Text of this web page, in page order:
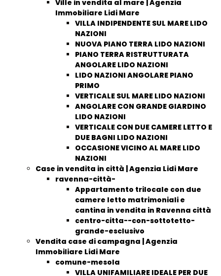
Ville in vendita al mare | Agenzia
Immobiliare Lidi Mare
VILLA INDIPENDENTE SUL MARE LIDO
NAZIONI
NUOVA PIANO TERRA LIDO NAZIONI
PIANO TERRA RISTRUTTURATA
ANGOLARE LIDO NAZIONI
LIDO NAZIONI ANGOLARE PIANO
PRIMO
VERTICALE SUL MARE LIDO NAZIONI
ANGOLARE CON GRANDE GIARDINO
LIDO NAZIONI
VERTICALE CON DUE CAMERE LETTO E
DUE BAGNI LIDO NAZIONI
OCCASIONE VICINO AL MARE LIDO
NAZIONI
Case in vendita in città | Agenzia Lidi Mare
ravenna-città-
Appartamento trilocale con due
camere letto matrimoniali e
cantina in vendita in Ravenna città
centro-citta--con-sottotetto-
grande-esclusivo
Vendita case di campagna | Agenzia
Immobiliare Lidi Mare
comune-mesola
VILLA UNIFAMILIARE IDEALE PER DUE